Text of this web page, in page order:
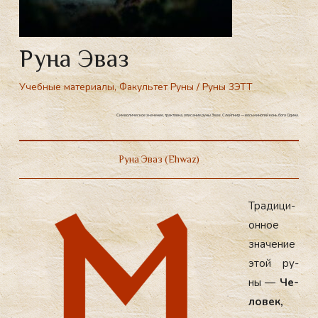
Руна Эваз
Учебные материалы,Факультет Руны/Руны 3ЭТТ
Символическое значение, трактовка, описание руны Эваз. Слейпнир — восьминогий конь бога Одина.
Руна Эваз (Ehwaz)
Тра­дици­
он­ное
зна­чение
этой ру­
ны —Че­
ловек,